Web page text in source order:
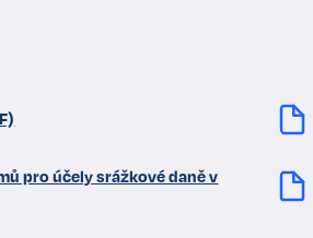
pro účely srážkové daně v